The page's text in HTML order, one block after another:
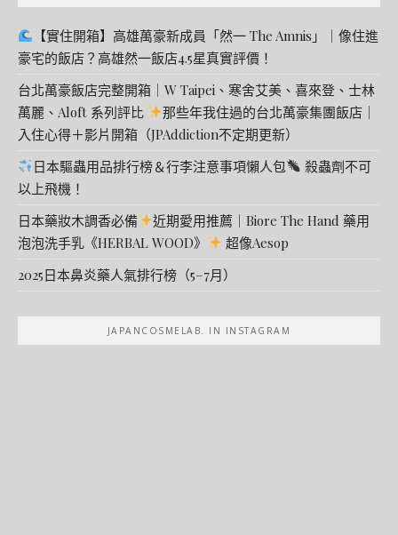
【實住開箱】高雄萬豪新成員「然一 The Amnis」｜像住進
豪宅的飯店？高雄然一飯店4.5星真實評價！
台北萬豪飯店完整開箱｜W Taipei、寒舍艾美、喜來登、士林
萬麗、Aloft 系列評比
那些年我住過的台北萬豪集團飯店｜
入住心得＋影片開箱（JPAddiction不定期更新）
日本驅蟲用品排行榜＆行李注意事項懶人包
殺蟲劑不可
以上飛機！
日本藥妝木調香必備
近期愛用推薦｜Biore The Hand 藥用
泡泡洗手乳《HERBAL WOOD》
超像Aesop
2025日本鼻炎藥人氣排行榜（5–7月）
JAPANCOSMELAB. IN INSTAGRAM